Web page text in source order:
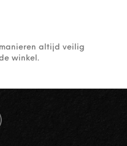
altijd veilig
winkel.